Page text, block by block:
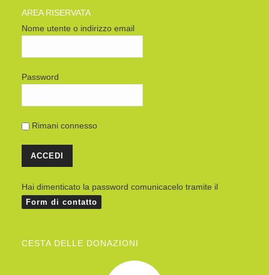
AREA RISERVATA
Nome utente o indirizzo email
Password
Rimani connesso
Hai dimenticato la password comunicacelo tramite il
Form di contatto
CESTA DELLE DONAZIONI